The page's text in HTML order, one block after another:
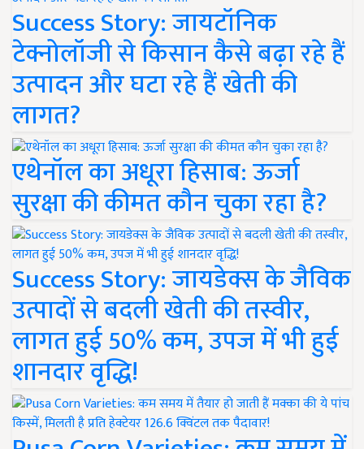
Success Story: जायटॉनिक
टेक्नोलॉजी से किसान कैसे बढ़ा रहे हैं
उत्पादन और घटा रहे हैं खेती की
लागत?
एथेनॉल का अधूरा हिसाब: ऊर्जा
सुरक्षा की कीमत कौन चुका रहा है?
Success Story: जायडेक्स के जैविक
उत्पादों से बदली खेती की तस्वीर,
लागत हुई 50% कम, उपज में भी हुई
शानदार वृद्धि!